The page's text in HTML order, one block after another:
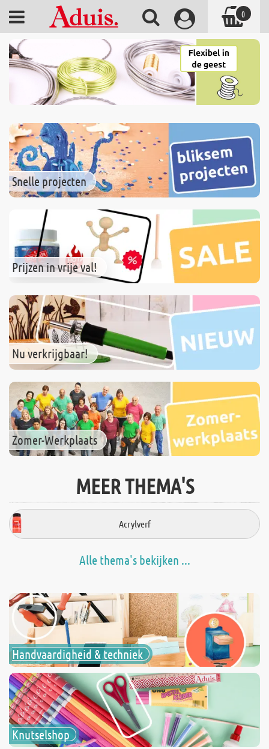
Snelle projecten
Prijzen in vrije val!
Nu verkrijgbaar!
Zomer-Werkplaats
MEER THEMA'S
Acrylverf
Alle thema's bekijken ...
Handvaardigheid & techniek
Knutselshop
0